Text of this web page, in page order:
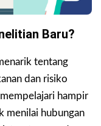
Baru?
tentang
dan risiko
hampir
menilai hubungan